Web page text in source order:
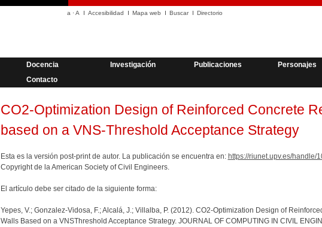
a ·A Accesibilidad Mapa web Buscar Directorio
Docencia Investigación Publicaciones
Personajes
Contacto
CO2-Optimization Design of Reinforced Concrete
based on a VNS-Threshold Acceptance Strategy
Esta es la versión post-print de autor. La publicación se encuentra en: https://riunet.upv.es/handle/
Copyright de la American Society of Civil Engineers.
El artículo debe ser citado de la siguiente forma:
Yepes, V.; Gonzalez-Vidosa, F.; Alcalá, J.; Villalba, P. (2012). CO2-Optimization Design of
Walls Based on a VNSThreshold Acceptance Strategy. JOURNAL OF COMPUTING IN CIVIL